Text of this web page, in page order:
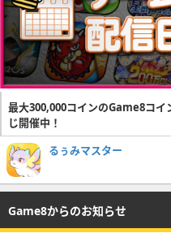
最大300,000コインのGame8コイ
じ開催中！
るぅみマスター
Game8からのお知らせ